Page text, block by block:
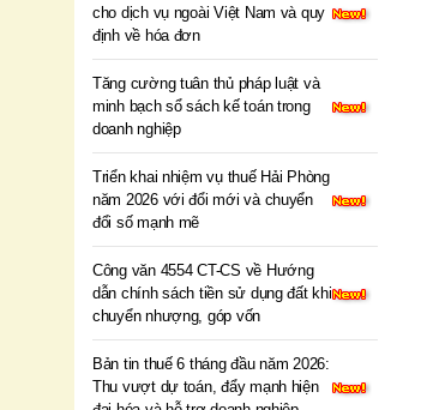
cho dịch vụ ngoài Việt Nam và quy
định về hóa đơn
Tăng cường tuân thủ pháp luật và
minh bạch sổ sách kế toán trong
doanh nghiệp
Triển khai nhiệm vụ thuế Hải Phòng
năm 2026 với đổi mới và chuyển
đổi số mạnh mẽ
Công văn 4554 CT-CS về Hướng
dẫn chính sách tiền sử dụng đất khi
chuyển nhượng, góp vốn
Bản tin thuế 6 tháng đầu năm 2026:
Thu vượt dự toán, đẩy mạnh hiện